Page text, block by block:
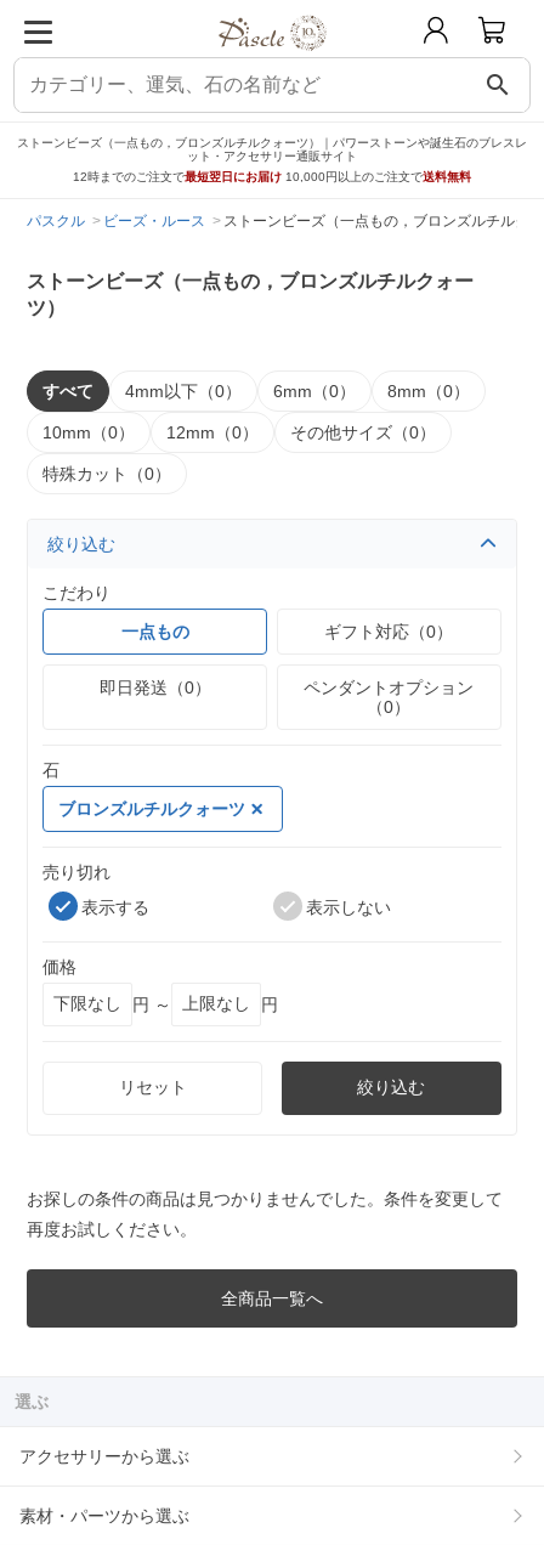
search
ストーンビーズ（一点もの，ブロンズルチルクォーツ）｜パワーストーンや誕生石のブレスレ
ット・アクセサリー通販サイト
12時までのご注文で最短翌日にお届け 10,000円以上のご注文で送料無料
パスクル ビーズ・ルース ストーンビーズ（一点もの，ブロンズルチルク
ストーンビーズ（一点もの，ブロンズルチルクォー
ツ）
すべて 4mm以下（0） 6mm（0） 8mm（0）
10mm（0） 12mm（0） その他サイズ（0）
特殊カット（0）
絞り込む
こだわり
一点もの
ギフト対応（0）
即日発送（0）
ペンダントオプション
（0）
石
ブロンズルチルクォーツ
売り切れ
表示する
表示しない
価格
円 ～
円
リセット 絞り込む
お探しの条件の商品は見つかりませんでした。条件を変更して
再度お試しください。
全商品一覧へ
選ぶ
アクセサリーから選ぶ
素材・パーツから選ぶ